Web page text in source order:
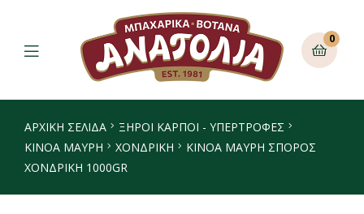
0
ΑΡΧΙΚΉ ΣΕΛΊΔΑ
ΞΗΡΟΙ ΚΑΡΠΟΙ - ΥΠΕΡΤΡΟΦΕΣ
ΚΙΝΌΑ ΜΑΎΡΗ
ΧΟΝΔΡΙΚΉ
ΚΙΝΟΑ ΜΑΥΡΗ ΣΠΟΡΟΣ
ΧΟΝΔΡΙΚΗ 1000GR